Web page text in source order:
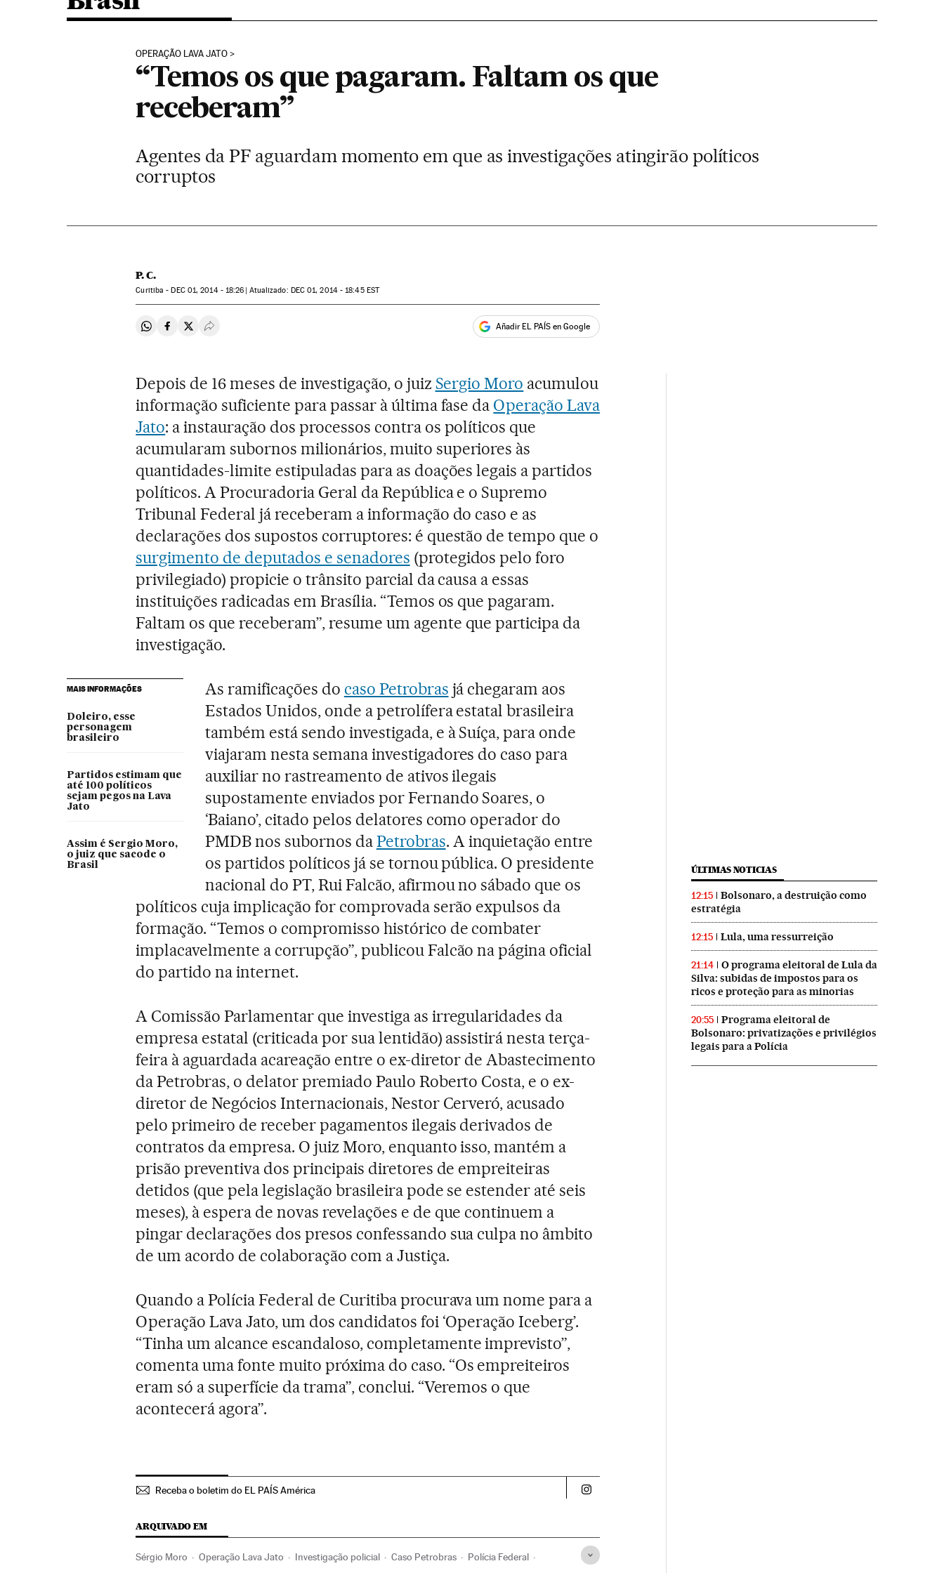
OPERAÇÃO LAVA JATO
“Temos os que pagaram. Faltam os que
receberam”
Agentes da PF aguardam momento em que as investigações atingirão políticos
corruptos
P. C.
Curitiba -DEC01, 2014 - 18:26 atualizado: DEC01, 2014 - 18:45EST
Compartir en Whatsapp
Compartir en Facebook
Compartir en Twitter
Desplegar Redes Sociales Añadir EL PAÍS en Google
Depois de 16 meses de investigação, o juiz Sergio Moro acumulou
informação suficiente para passar à última fase da Operação Lava
Jato: a instauração dos processos contra os políticos que
acumularam subornos milionários, muito superiores às
quantidades-limite estipuladas para as doações legais a partidos
políticos. A Procuradoria Geral da República e o Supremo
Tribunal Federal já receberam a informação do caso e as
declarações dos supostos corruptores: é questão de tempo que o
surgimento de deputados e senadores (protegidos pelo foro
privilegiado) propicie o trânsito parcial da causa a essas
instituições radicadas em Brasília. “Temos os que pagaram.
Faltam os que receberam”, resume um agente que participa da
investigação.
MAIS INFORMAÇÕES
Doleiro, esse
personagem
brasileiro
Partidos estimam que
até 100 políticos
sejam pegos na Lava
Jato
Assim é Sergio Moro,
o juiz que sacode o
Brasil
As ramificações do caso Petrobras já chegaram aos
Estados Unidos, onde a petrolífera estatal brasileira
também está sendo investigada, e à Suíça, para onde
viajaram nesta semana investigadores do caso para
auxiliar no rastreamento de ativos ilegais
supostamente enviados por Fernando Soares, o
‘Baiano’, citado pelos delatores como operador do
PMDB nos subornos daPetrobras. A inquietação entre
os partidos políticos já se tornou pública. O presidente
nacional do PT, Rui Falcão, afirmou no sábado que os
políticos cuja implicação for comprovada serão expulsos da
formação. “Temos o compromisso histórico de combater
implacavelmente a corrupção”, publicou Falcão na página oficial
do partido na internet.
A Comissão Parlamentar que investiga as irregularidades da
empresa estatal (criticada por sua lentidão) assistirá nesta terça-
feira à aguardada acareação entre o ex-diretor de Abastecimento
da Petrobras, o delator premiado Paulo Roberto Costa, e o ex-
diretor de Negócios Internacionais, Nestor Cerveró, acusado
pelo primeiro de receber pagamentos ilegais derivados de
contratos da empresa. O juiz Moro, enquanto isso, mantém a
prisão preventiva dos principais diretores de empreiteiras
detidos (que pela legislação brasileira pode se estender até seis
meses), à espera de novas revelações e de que continuem a
pingar declarações dos presos confessando sua culpa no âmbito
de um acordo de colaboração com a Justiça.
Quando a Polícia Federal de Curitiba procurava um nome para a
Operação Lava Jato, um dos candidatos foi ‘Operação Iceberg’.
“Tinha um alcance escandaloso, completamente imprevisto”,
comenta uma fonte muito próxima do caso. “Os empreiteiros
eram só a superfície da trama”, conclui. “Veremos o que
acontecerá agora”.
Receba o boletim do EL PAÍS América Politica El País Brasil en Instagram
ARQUIVADO EM
Sérgio Moro Operação Lava Jato Investigação policial Caso Petrobras Polícia Federal
ÚLTIMAS NOTICIAS
12:15
Bolsonaro, a destruição como
estratégia
12:15 Lula, uma ressurreição
21:14
O programa eleitoral de Lula da
Silva: subidas de impostos para os
ricos e proteção para as minorias
20:55
Programa eleitoral de
Bolsonaro: privatizações e privilégios
legais para a Polícia